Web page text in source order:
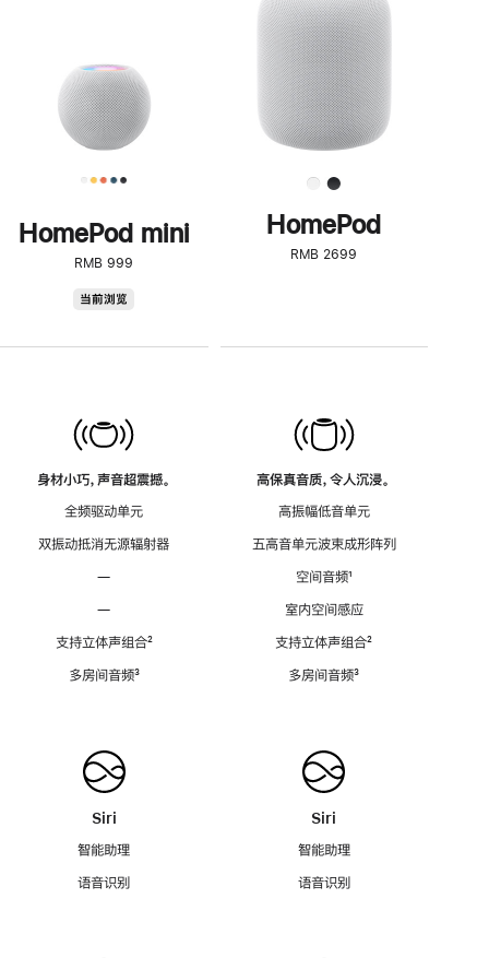
HomePod mini
RMB 999
当前浏览
身材小巧，声音超震撼。
全频驱动单元
双振动抵消无源辐射器
—
—
支持立体声组合脚
²
多房间音频脚
³
Siri
智能助理
语音识别
了
解
HomePod<
HomePod
RMB 2699
高保真音质，令人沉浸。
高振幅低音单元
五高音单元波束成形阵列
空间音频脚
¹
室内空间感应
支持立体声组合脚
²
多房间音频脚
³
Siri
智能助理
语音识别